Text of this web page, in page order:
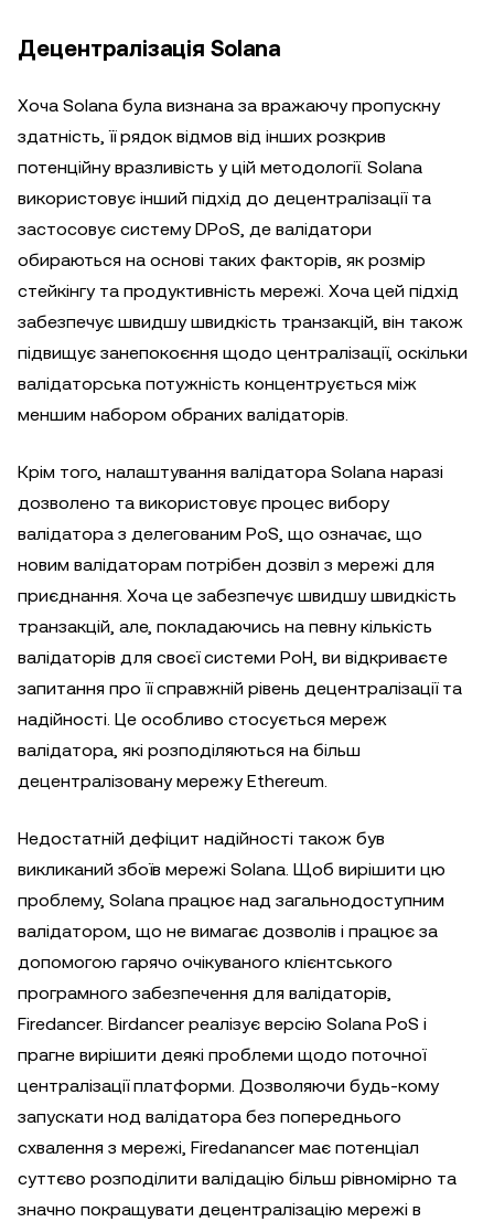
Децентралізація Solana
Хоча Solana була визнана за вражаючу пропускну
здатність, її рядок відмов від інших розкрив
потенційну вразливість у цій методології. Solana
використовує інший підхід до децентралізації та
застосовує систему DPoS, де валідатори
обираються на основі таких факторів, як розмір
стейкінгу та продуктивність мережі. Хоча цей підхід
забезпечує швидшу швидкість транзакцій, він також
підвищує занепокоєння щодо централізації, оскільки
валідаторська потужність концентрується між
меншим набором обраних валідаторів.
Крім того, налаштування валідатора Solana наразі
дозволено та використовує процес вибору
валідатора з делегованим PoS, що означає, що
новим валідаторам потрібен дозвіл з мережі для
приєднання. Хоча це забезпечує швидшу швидкість
транзакцій, але, покладаючись на певну кількість
валідаторів для своєї системи PoH, ви відкриваєте
запитання про її справжній рівень децентралізації та
надійності. Це особливо стосується мереж
валідатора, які розподіляються на більш
децентралізовану мережу Ethereum.
Недостатній дефіцит надійності також був
викликаний збоїв мережі Solana. Щоб вирішити цю
проблему, Solana працює над загальнодоступним
валідатором, що не вимагає дозволів і працює за
допомогою гарячо очікуваного клієнтського
програмного забезпечення для валідаторів,
Firedancer. Birdancer реалізує версію Solana PoS і
прагне вирішити деякі проблеми щодо поточної
централізації платформи. Дозволяючи будь-кому
запускати нод валідатора без попереднього
схвалення з мережі, Firedanancer має потенціал
суттєво розподілити валідацію більш рівномірно та
значно покращувати децентралізацію мережі в